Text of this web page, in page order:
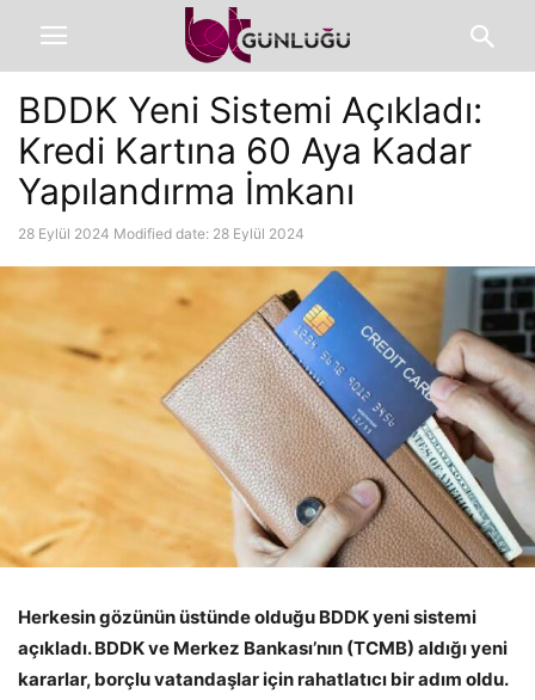
BDDK Yeni Sistemi Açıkladı:
Kredi Kartına 60 Aya Kadar
Yapılandırma İmkanı
28 Eylül 2024 Modified date: 28 Eylül 2024
Herkesin gözünün üstünde olduğu BDDK yeni sistemi
açıkladı. BDDK ve Merkez Bankası’nın (TCMB) aldığı yeni
kararlar, borçlu vatandaşlar için rahatlatıcı bir adım oldu.